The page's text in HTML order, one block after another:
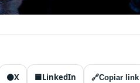
⚫X 🟦LinkedIn 🔗Copiar link